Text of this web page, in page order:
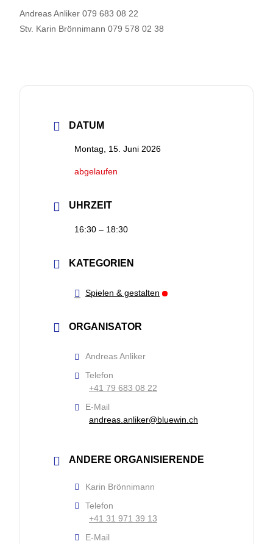
Andreas Anliker 079 683 08 22
Stv. Karin Brönnimann 079 578 02 38
DATUM
Montag, 15. Juni 2026
abgelaufen
UHRZEIT
16:30 – 18:30
KATEGORIEN
Spielen & gestalten
ORGANISATOR
Andreas Anliker
Telefon
‭+41 79 683 08 22‬
E-Mail
andreas.anliker@bluewin.ch
ANDERE ORGANISIERENDE
Karin Brönnimann
Telefon
+41 31 971 39 13
E-Mail